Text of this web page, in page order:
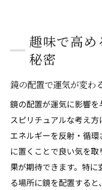
趣味で高め
秘密
鏡の配置で運気が変わ
鏡の配置が運気に影響
スピリチュアルな考え
エネルギーを反射・循
に置くことで良い気を
果が期待できます。特
る場所に鏡を配置する